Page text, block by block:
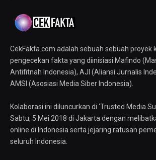
CekFakta.com adalah sebuah sebuah proyek
pengecekan fakta yang diinisiasi Mafindo
Antifitnah Indonesia), AJI (Aliansi Jurnalis
AMSI (Asosiasi Media Siber Indonesia).
Kolaborasi ini diluncurkan di ‘Trusted Media
Sabtu, 5 Mei 2018 di Jakarta dengan
online di Indonesia serta jejaring ratusan
seluruh Indonesia.